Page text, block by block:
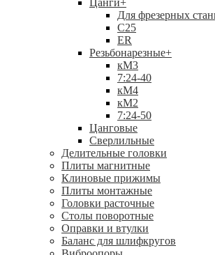
Цанги+
Для фрезерных
С25
ER
Резьбонарезные+
кМ3
7:24-40
кМ4
кМ2
7:24-50
Цанговые
Сверлильные
Делительные головки
Плиты магнитные
Клиновые прижимы
Плиты монтажные
Головки расточные
Столы поворотные
Оправки и втулки
Баланс для шлифкругов